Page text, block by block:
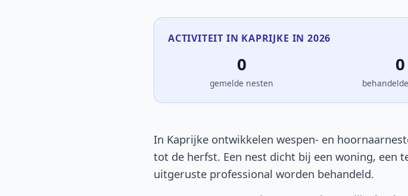
ACTIVITEIT IN KAPRIJKE IN 2026
0
gemelde nesten
0
In Kaprijke ontwikkelen wespen- en
tot de herfst. Een nest dicht bij een woning, een
uitgeruste professional worden behandeld.